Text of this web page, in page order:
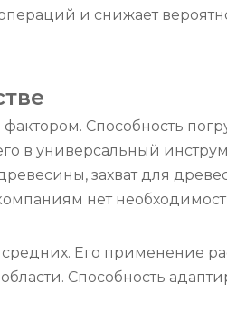
и снижает
Способность
в универсальный
захват для
нет
Его применение
Способность